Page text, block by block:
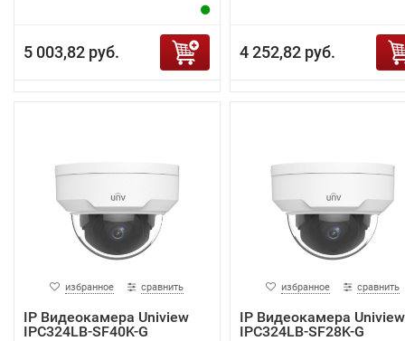
5 003,82 руб. 4 252,82 руб.
избранное сравнить
IP Видеокамера Uniview
IPC324LB-SF40K-G
избранное сравнить
IP Видеокамера Uniview
IPC324LB-SF28K-G